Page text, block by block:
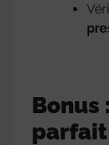
Bonus